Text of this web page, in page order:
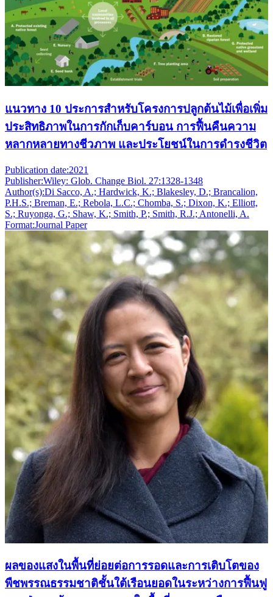
แนวทาง 10 ประการสำหรับโครงการปลูกต้นไม้เพื่อเพิ่ม
ประสิทธิภาพในการกักเก็บคาร์บอน การฟื้นคืนความ
หลากหลายทางชีวภาพ และประโยชน์ในการดำรงชีวิต
Publication date:2021
Publisher:Wiley: Glob. Change Biol. 27:1328-1348
Author(s):Di Sacco, A.; Hardwick, K.; Blakesley, D.; Brancalion,
P.H.S.; Breman, E.; Rebola, L.C.; Chomba, S.; Dixon, K.; Elliott,
S.; Ruyonga, G.; Shaw, K.; Smith, P.; Smith, R.J.; Antonelli, A.
Format:Journal Paper
ผลของแสงในพื้นที่ย่อยต่อการรอดและการเติบโตของ
พืชพรรณธรรมชาติชั้นใต้เรือนยอดในระหว่างการฟื้นฟู